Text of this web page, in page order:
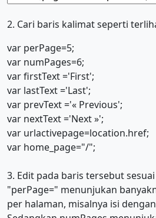
2. Cari baris kalimat seperti
var perPage=5;
var numPages=6;
var firstText ='First';
var lastText ='Last';
var prevText ='« Previous';
var nextText ='Next »';
var urlactivepage=location.href;
var home_page="/";
3. Edit pada baris tersebut
"perPage=" menunjukan
per halaman, misalnya isi